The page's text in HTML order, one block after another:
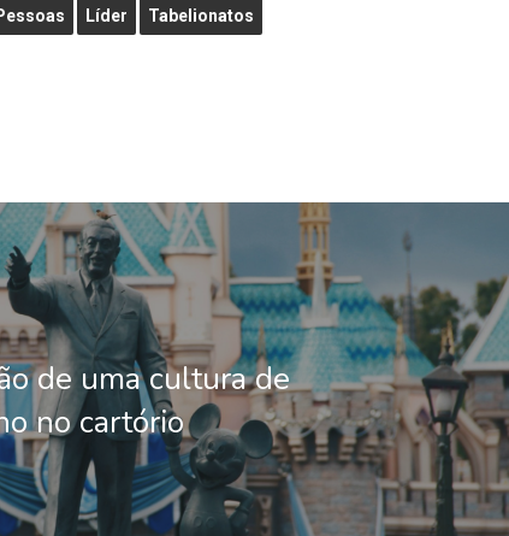
Líder Tabelionatos
de uma cultura de
no cartório